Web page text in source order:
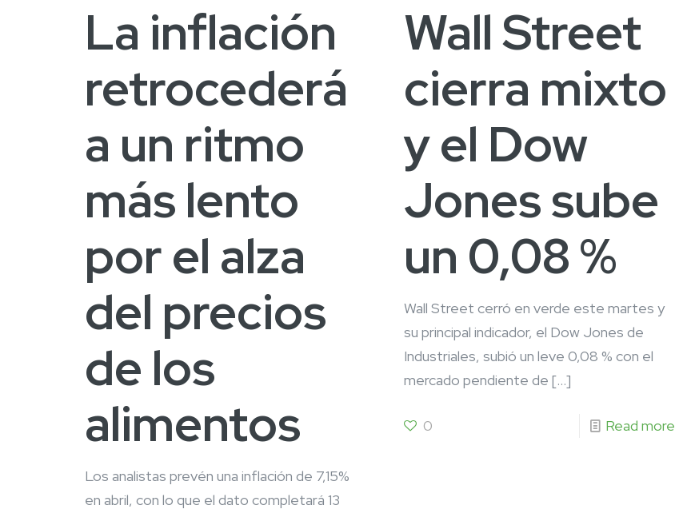
La inflación
retrocederá
a un ritmo
más lento
por el alza
del precios
de los
alimentos
Los analistas prevén una inflación de 7,15%
en abril, con lo que el dato completará 13
Wall Street
cierra mixto
y el Dow
Jones sube
un 0,08 %
Wall Street cerró en verde este martes y
su principal indicador, el Dow Jones de
Industriales, subió un leve 0,08 % con el
mercado pendiente de […]
0 Read more